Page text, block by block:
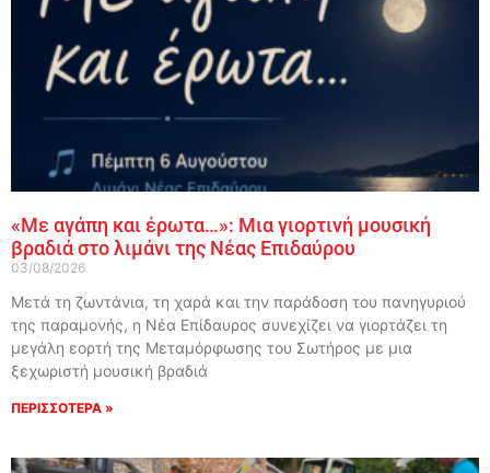
«Με αγάπη και έρωτα…»: Μια γιορτινή μουσική
βραδιά στο λιμάνι της Νέας Επιδαύρου
03/08/2026
Μετά τη ζωντάνια, τη χαρά και την παράδοση του πανηγυριού
της παραμονής, η Νέα Επίδαυρος συνεχίζει να γιορτάζει τη
μεγάλη εορτή της Μεταμόρφωσης του Σωτήρος με μια
ξεχωριστή μουσική βραδιά
ΠΕΡΙΣΣΟΤΕΡΑ »